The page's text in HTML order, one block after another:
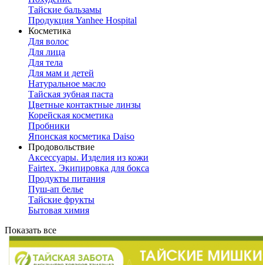
Тайские бальзамы
Продукция Yanhee Hospital
Косметика
Для волос
Для лица
Для тела
Для мам и детей
Натуральное масло
Тайская зубная паста
Цветные контактные линзы
Корейская косметика
Пробники
Японская косметика Daiso
Продовольствие
Аксессуары. Изделия из кожи
Fairtex. Экипировка для бокса
Продукты питания
Пуш-ап белье
Тайские фрукты
Бытовая химия
Показать все